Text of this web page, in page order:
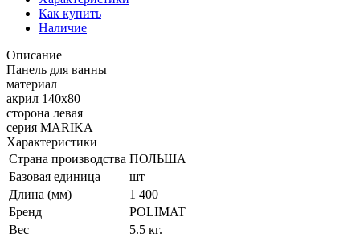
Как купить
Наличие
Описание
Панель для ванны
материал
акрил 140x80
сторона левая
серия MARIKA
Характеристики
Страна производства ПОЛЬША
Базовая единица
шт
Длина (мм)
1 400
Бренд
POLIMAT
Вес
5.5 кг.